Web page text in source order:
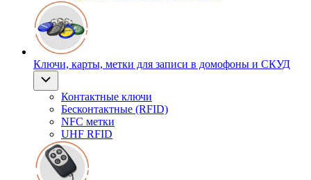
Ключи, карты, метки для записи в домофоны и СКУД
Контактные ключи
Бесконтактные (RFID)
NFC метки
UHF RFID